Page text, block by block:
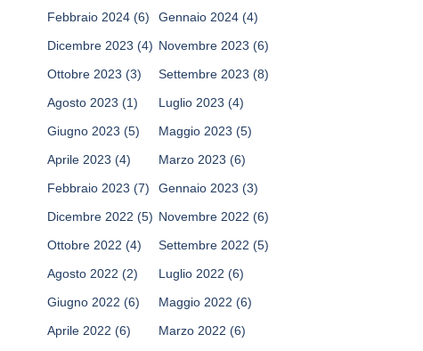
Febbraio 2024 (6) Gennaio 2024 (4)
Dicembre 2023 (4) Novembre 2023 (6)
Ottobre 2023 (3) Settembre 2023 (8)
Agosto 2023 (1) Luglio 2023 (4)
Giugno 2023 (5) Maggio 2023 (5)
Aprile 2023 (4) Marzo 2023 (6)
Febbraio 2023 (7) Gennaio 2023 (3)
Dicembre 2022 (5) Novembre 2022 (6)
Ottobre 2022 (4) Settembre 2022 (5)
Agosto 2022 (2) Luglio 2022 (6)
Giugno 2022 (6) Maggio 2022 (6)
Aprile 2022 (6) Marzo 2022 (6)